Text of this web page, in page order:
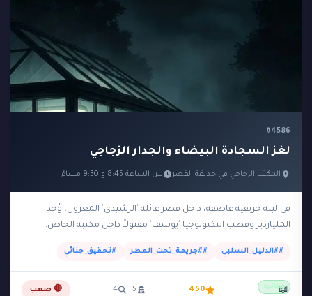
#4586
لغز السجادة البيضاء والجدار الزجاجي
المكتب الزجاجي في حديقة القصر بين الساعة 8:45 و 9:30 مساءً
في ليلة خريفية عاصفة، داخل قصر عائلة 'الرشيدي' المعزول، وُجد
الملياردير وقطب التكنولوجيا 'يوسف' مقتولاً داخل مكتبه الخاص.
##الدليل_السلبي ##جريمة_تحت_المطر #تحقيق_جنائي
مجانية 450
5
4 🔴 صعب 📖